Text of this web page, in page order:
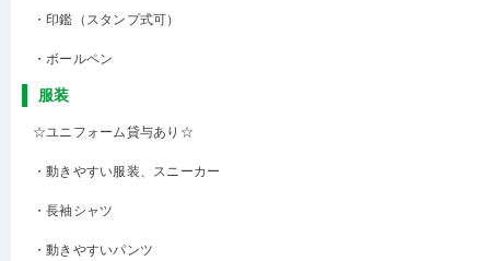
・印鑑（スタンプ式可）
・ボールペン
服装
☆ユニフォーム貸与あり☆
・動きやすい服装、スニーカー
・長袖シャツ
・動きやすいパンツ